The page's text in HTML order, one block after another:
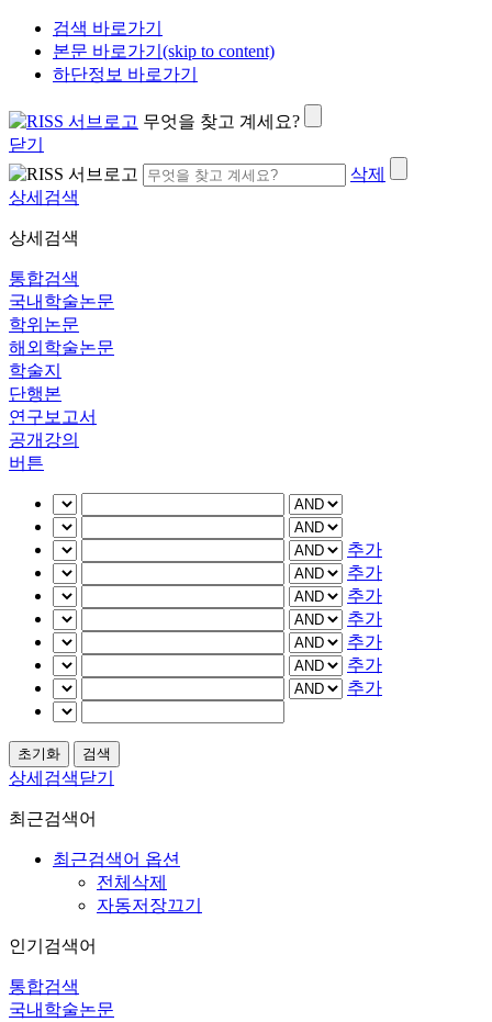
검색 바로가기
본문 바로가기(skip to content)
하단정보 바로가기
무엇을 찾고 계세요?
닫기
삭제
상세검색
상세검색
통합검색
국내학술논문
학위논문
해외학술논문
학술지
단행본
연구보고서
공개강의
버튼
추가
추가
추가
추가
추가
추가
추가
상세검색닫기
최근검색어
최근검색어 옵션
전체삭제
자동저장끄기
인기검색어
통합검색
국내학술논문